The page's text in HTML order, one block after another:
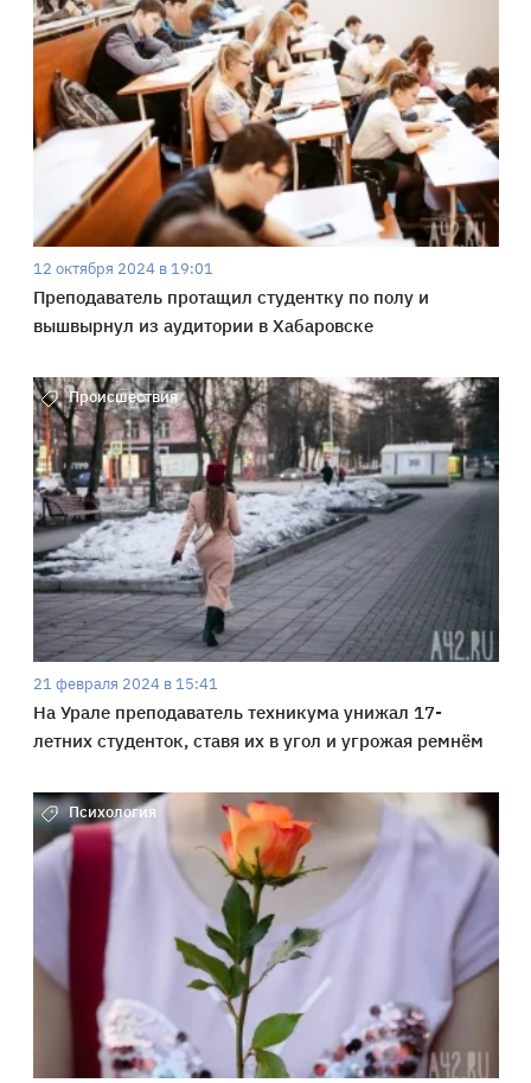
12 октября 2024 в 19:01
Преподаватель протащил студентку по полу и
вышвырнул из аудитории в Хабаровске
Происшествия
21 февраля 2024 в 15:41
На Урале преподаватель техникума унижал 17-
летних студенток, ставя их в угол и угрожая ремнём
Психология